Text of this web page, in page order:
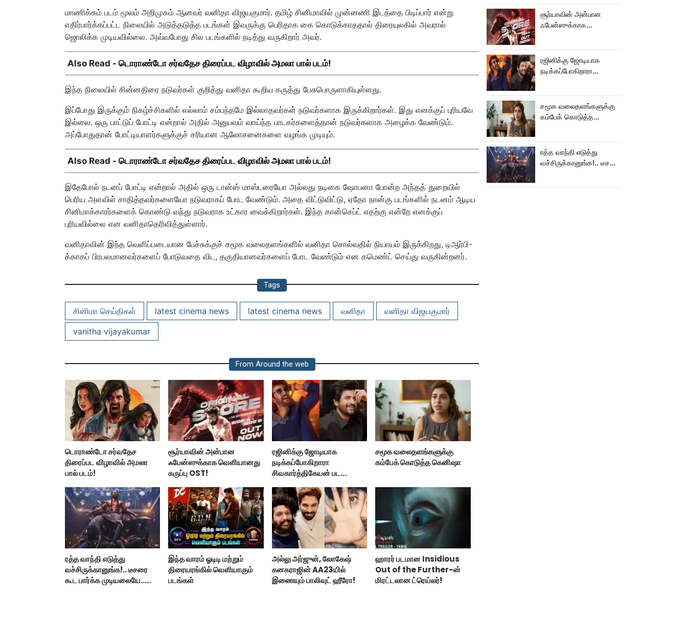
மாணிக்கம் படம் மூலம் அறிமுகம் ஆனவர் வனிதா விஜயகுமார். தமிழ் சினிமாவில் முன்னணி இடத்தை பிடிப்பார் என்று
எதிர்பார்க்கப்பட்ட நிலையில் அடுத்தடுத்த படங்கள் இவருக்கு பெரிதாக கை கொடுக்காததால் திரையுலகில் அவரால்
ஜொலிக்க முடியவில்லை. அவ்வபோது சில படங்களில் நடித்து வருகிறார் அவர்.
Also Read - டொராண்டோ சர்வதேச திரைப்பட விழாவில் அமலா பால் படம்!
இந்த நிலையில் சின்னதிரை நடுவர்கள் குறித்து வனிதா கூறிய கருத்து பேசுபொருளாகியுள்ளது.
இப்போது இருக்கும் நிகழ்ச்சிகளில் எல்லாம் சம்பந்தமே இல்லாதவர்கள் நடுவர்களாக இருக்கிறார்கள். இது எனக்குப் புரியவே
இல்லை. ஒரு பாட்டுப் போட்டி என்றால் அதில் அனுபவம் வாய்ந்த பாடகர்களைத்தான் நடுவர்களாக அழைக்க வேண்டும்.
அப்போதுதான் போட்டியாளர்களுக்குச் சரியான ஆலோசனைகளை வழங்க முடியும்.
Also Read - டொராண்டோ சர்வதேச திரைப்பட விழாவில் அமலா பால் படம்!
இதேபோல் நடனப் போட்டி என்றால் அதில் ஒரு டான்ஸ் மாஸ்டரையோ அல்லது நடிகை ஷோபனா போன்ற அந்தத் துறையில்
பெரிய அளவில் சாதித்தவர்களையோ நடுவராகப் போட வேண்டும். அதை விட்டுவிட்டு, ஏதோ நான்கு படங்களில் நடனம் ஆடிய
சினிமாக்காரர்களைக் கொண்டு வந்து நடுவராக உட்கார வைக்கிறார்கள். இந்த கான்செப்ட் எதற்கு என்றே எனக்குப்
புரியவில்லை என வனிதாதெரிவித்துள்ளார்.
வனிதாவின் இந்த வெளிப்படையான பேச்சுக்குச் சமூக வலைதளங்களில் வனிதா சொல்வதில் நியாயம் இருக்கிறது, டிஆர்பி-
க்காகப் பிரபலமானவர்களைப் போடுவதை விட, தகுதியானவர்களைப் போட வேண்டும் என கமெண்ட் செய்து வருகின்றனர்.
Tags
சினிமா செய்திகள் latest cinema news latest cinema news வனிதா
வனிதா விஜயகுமார்
vanitha vijayakumar
From Around the web
டொராண்டோ சர்வதேச
திரைப்பட விழாவில் அமலா
பால் படம்!
சூர்யாவின் அன்பான
ஃபேன்ஸுக்காக வெளியானது
கருப்பு OST!
ரஜினிக்கு ஜோடியாக
நடிக்கப்போகிறாரா
சிவகார்த்திகேயன் பட
சமூக வலைதளங்களுக்கு
கம்பேக் கொடுத்த கெனிஷா
ரத்த வாந்தி எடுத்து
வச்சிருக்கானுங்க!.. டீசரை
கூட பார்க்க முடியலையே..
இந்த வாரம் ஓடிடி மற்றும்
திரையரங்கில் வெளியாகும்
படங்கள்
அல்லு அர்ஜுன், லோகேஷ்
கனகராஜின் AA23யில்
இணையும் பாலிவுட் ஹீரோ!
ஹாரர் படமான Insidious
Out of the Further-ன்
மிரட்டலான ட்ரெய்லர்!
சூர்யாவின் அன்பான
ஃபேன்ஸுக்காக
ரஜினிக்கு ஜோடியாக
நடிக்கப்போகிறாரா
சமூக வலைதளங்களுக்கு
கம்பேக் கொடுத்த
ரத்த வாந்தி எடுத்து
வச்சிருக்கானுங்க!.. டீசரை